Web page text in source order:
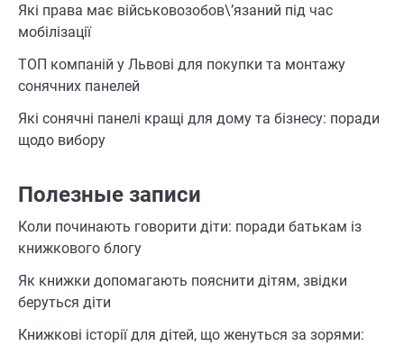
Які права має військовозобов\’язаний під час
мобілізації
ТОП компаній у Львові для покупки та монтажу
сонячних панелей
Які сонячні панелі кращі для дому та бізнесу: поради
щодо вибору
Полезные записи
Коли починають говорити діти: поради батькам із
книжкового блогу
Як книжки допомагають пояснити дітям, звідки
беруться діти
Книжкові історії для дітей, що женуться за зорями: